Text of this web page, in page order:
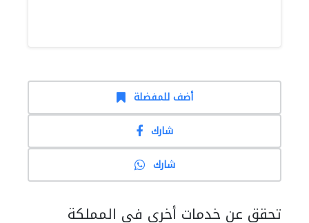
أضف للمفضلة
شارك
شارك
تحقق عن خدمات أخرى في المملكة